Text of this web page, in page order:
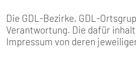
Die GDL-Bezirke, GDL-
Verantwortung. Die dafür
Impressum von deren